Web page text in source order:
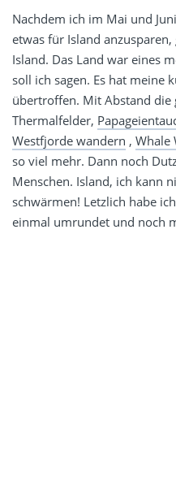
Nachdem ich im Mai und
etwas für Island anzusparen,
Island. Das Land war eines
soll ich sagen. Es hat meine
übertroffen. Mit Abstand die
Thermalfelder,
Westfjorde wandern , Whale
so viel mehr. Dann noch
Menschen. Island, ich kann
schwärmen! Letzlich habe
einmal umrundet und noch